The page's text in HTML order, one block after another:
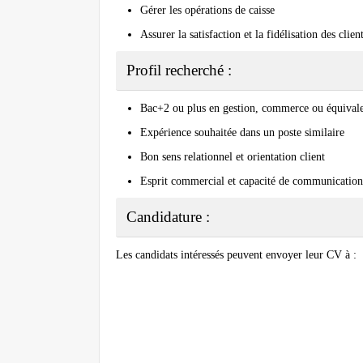
Gérer les opérations de caisse
Assurer la satisfaction et la fidélisation des
Profil recherché :
Bac+2 ou plus en gestion, commerce ou
Expérience souhaitée dans un poste similaire
Bon sens relationnel et orientation client
Esprit commercial et capacité de communication
Candidature :
Les candidats intéressés peuvent envoyer leur CV à :